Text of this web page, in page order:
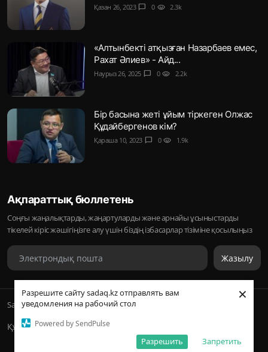
Разрешите сайту sadaq.kz отправлять вам
уведомления на рабочий стол
Powered by SendPulse
Запретить
Разрешить
×
Қазан 26, 2023 chat_bubble 0 visibility 2.3k
«Алтынбекті атқызған Назарбаев емес,
Рахат Әлиев» - Айд...
Наурыз 26, 2025 chat_bubble 0 visibility 2.2k
Бір басына жеті ұйым тіркеген Олжас
Құдайбергенов кім?
Қараша 10, 2023 chat_bubble 0 visibility 1.9k
Ақпараттық бюллетень
Соңғы жаңалықтарды, жаңартуларды және арнайы ұсыныстарды
тікелей кіріс жәшігіңізге алу үшін біздің ізбасарлар тізіміне қосылыңыз
Жазылу
Sadaq © 2026, Inc. | ᛢᚣᚦᚣᛟ | Барлық құқықтары қорғалған
Құпиялылық саясаты